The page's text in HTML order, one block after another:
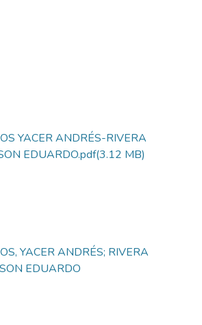
YACER ANDRÉS-RIVERA
EDUARDO.pdf(3.12 MB)
YACER ANDRÉS; RIVERA
EDUARDO